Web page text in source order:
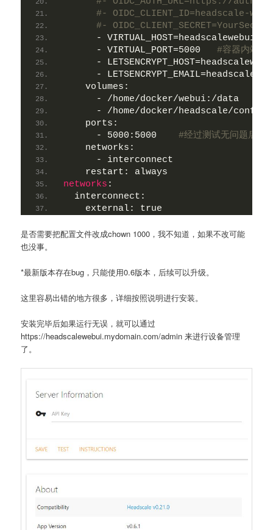
#-
#-
-
      - VIRTUAL_PORT=5000
#容器内端口
-
-
    volumes:
- /home/docker/
- /home/docker/headscale/
    ports:
      - 5000:5000
#经过测试无问题后可
    networks:
      - interconnect
    restart: always
networks :
  interconnect:
    external: true
是否需要把配置文件改成chown 1000，我不知道，如果不改可能
也没事。
*最新版本存在bug，只能使用0.6版本，后续可以升级。
这里容易出错的地方很多，详细按照说明进行安装。
安装完毕后如果运行无误，就可以通过
https://headscalewebui.mydomain.com/admin 来进行设备管理
了。